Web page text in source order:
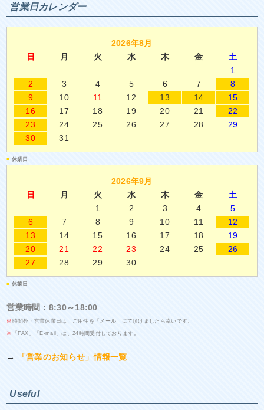
営業日カレンダー
2026年8月
日
月 火 水 木 金
土
1
2
3 4 5 6 7
8
9
10 11 12 13 14
15
16
17 18 19 20 21
22
23
24 25 26 27 28
29
30
31
■ 休業日
2026年9月
日
月 火 水 木 金
土
1
2 3 4
5
6
7 8 9 10 11
12
13
14 15 16 17 18
19
20
21 22 23 24 25
26
27
28 29 30
■ 休業日
営業時間：8:30～18:00
※ 時間外・営業休業日は、ご用件を「メール」にて頂けましたら幸いです。
※ 「FAX」「E-mail」は、24時間受付しております。
→ 「営業のお知らせ」情報一覧
Useful